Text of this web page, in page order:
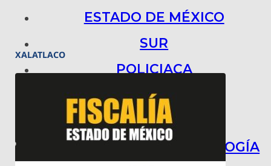
ESTADO DE MÉXICO
SUR
POLICIACA
NACIONAL
INTERNACIONAL
ARTE, CIENCIA Y TECNOLOGÍA
XALATLACO